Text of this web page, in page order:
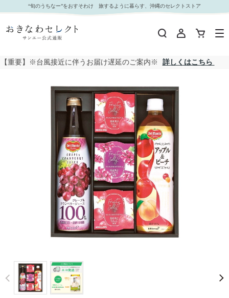
□【 9070 】◇ オリジナル 飲料バラエティギフト｜おきなわセレクト サンエー公式通販
“旬のうちなー”をおすそわけ 旅するように暮らす、沖縄のセレクトストア
【重要】※台風接近に伴うお届け遅延のご案内※ 詳しくはこちら
Prev